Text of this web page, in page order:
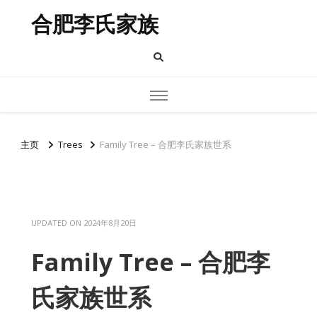
合肥李氏家族
主页 Trees Family Tree – 合肥李氏家族世系
UPDATED ON 2024年8月20日
Family Tree – 合肥李
氏家族世系